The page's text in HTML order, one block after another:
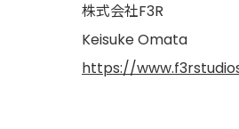
株式会社F3R
Keisuke Omata
https://